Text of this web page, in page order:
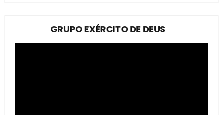
GRUPO EXÉRCITO DE DEUS